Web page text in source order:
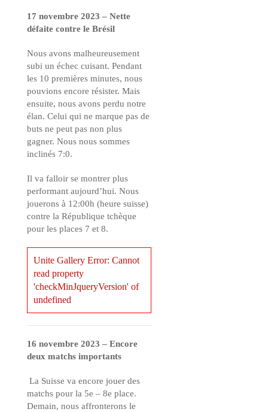
17 novembre 2023 – Nette
défaite contre le Brésil
Nous avons malheureusement
subi un échec cuisant. Pendant
les 10 premières minutes, nous
pouvions encore résister. Mais
ensuite, nous avons perdu notre
élan. Celui qui ne marque pas de
buts ne peut pas non plus
gagner. Nous nous sommes
inclinés 7:0.
Il va falloir se montrer plus
performant aujourd’hui. Nous
jouerons à 12:00h (heure suisse)
contre la République tchèque
pour les places 7 et 8.
Unite Gallery Error: Cannot
read property
'checkMinJqueryVersion' of
undefined
16 novembre 2023 – Encore
deux matchs importants
La Suisse va encore jouer des
matchs pour la 5e – 8e place.
Demain, nous affronterons le